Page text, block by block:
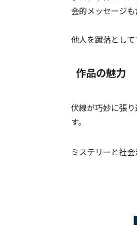
会的メッセージも
他人を蹴落とし
作品の魅力
伏線が巧妙に張
す。
ミステリーと社